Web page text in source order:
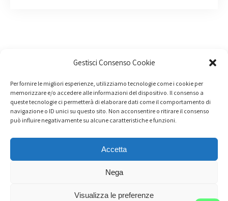
Gestisci Consenso Cookie
Per fornire le migliori esperienze, utilizziamo tecnologie come i cookie per
memorizzare e/o accedere alle informazioni del dispositivo. Il consenso a
queste tecnologie ci permetterà di elaborare dati come il comportamento di
navigazione o ID unici su questo sito. Non acconsentire o ritirare il consenso
può influire negativamente su alcune caratteristiche e funzioni.
Accetta
Nega
Visualizza le preferenze